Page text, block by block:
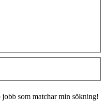
som matchar min sökning!